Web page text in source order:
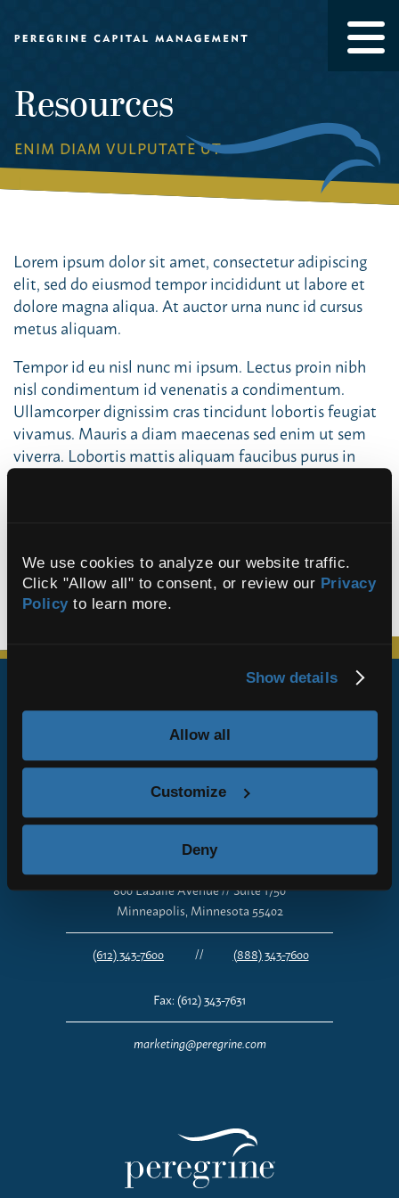
We use cookies to analyze our website traffic.
Click "Allow all" to consent, or review our Privacy
Policy to learn more.
Show details
Allow all
Customize
Deny
Resources
ENIM DIAM VULPUTATE UT
Lorem ipsum dolor sit amet, consectetur adipiscing
elit, sed do eiusmod tempor incididunt ut labore et
dolore magna aliqua. At auctor urna nunc id cursus
metus aliquam.
Tempor id eu nisl nunc mi ipsum. Lectus proin nibh
nisl condimentum id venenatis a condimentum.
Ullamcorper dignissim cras tincidunt lobortis feugiat
vivamus. Mauris a diam maecenas sed enim ut sem
viverra. Lobortis mattis aliquam faucibus purus in
massa tempor nec feugiat.
platea dictumst vestibulum rhoncus. Faucibus vitae
aliquet nec ullamcorper sit amet risus nullam eget.
Hendrerit gravida rutrum quisque non tellus orci.
ABOUT
PEOPLE
INVESTMENT STYLES
CONTACT
800 LaSalle Avenue // Suite 1750
Minneapolis, Minnesota 55402
(612) 343-7600 // (888) 343-7600
Fax:(612) 343-7631
marketing@peregrine.com